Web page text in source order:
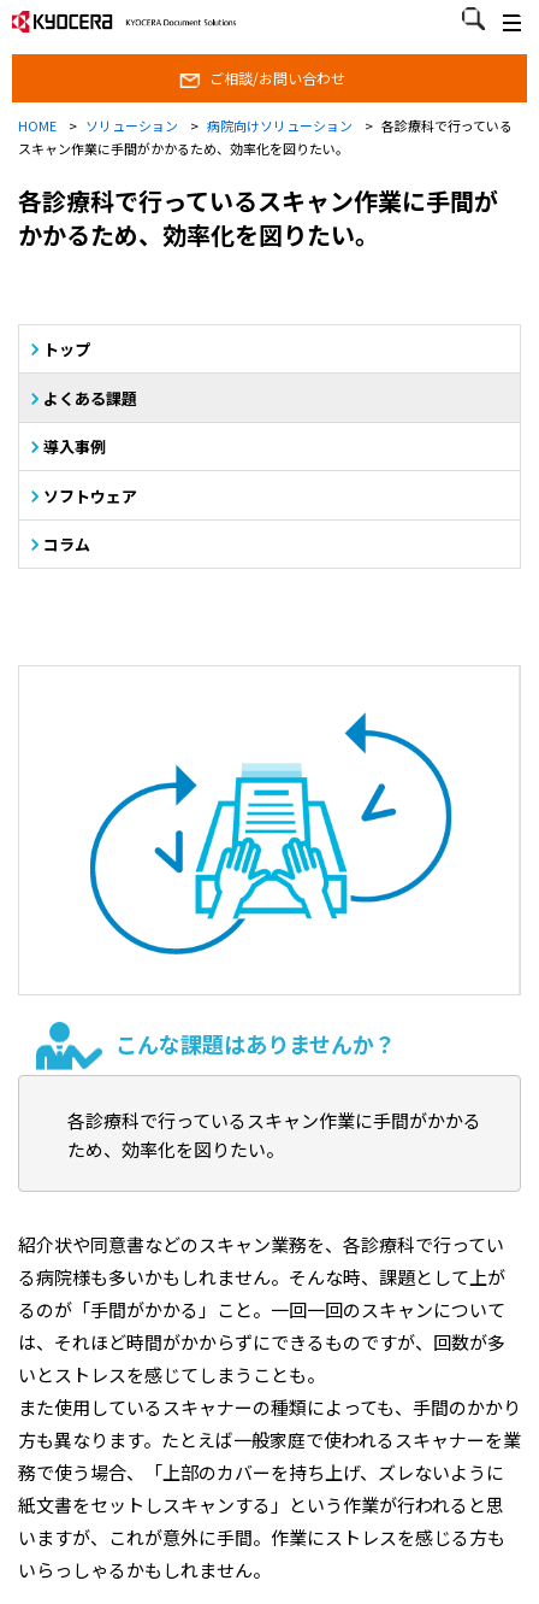
ご相談/お問い合わせ
HOME > ソリューション > 病院向けソリューション > 各診療科で行っている
スキャン作業に手間がかかるため、効率化を図りたい。
各診療科で行っているスキャン作業に手間が
かかるため、効率化を図りたい。
トップ
よくある課題
導入事例
ソフトウェア
コラム
こんな課題はありませんか？
各診療科で行っているスキャン作業に手間がかかる
ため、効率化を図りたい。
紹介状や同意書などのスキャン業務を、各診療科で行ってい
る病院様も多いかもしれません。そんな時、課題として上が
るのが「手間がかかる」こと。一回一回のスキャンについて
は、それほど時間がかからずにできるものですが、回数が多
いとストレスを感じてしまうことも。
また使用しているスキャナーの種類によっても、手間のかかり
方も異なります。たとえば一般家庭で使われるスキャナーを業
務で使う場合、「上部のカバーを持ち上げ、ズレないように
紙文書をセットしスキャンする」という作業が行われると思
いますが、これが意外に手間。作業にストレスを感じる方も
いらっしゃるかもしれません。